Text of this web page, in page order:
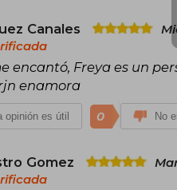
Canales
encantó, Freya es un
enamora
opinión es útil 0 No
Gomez